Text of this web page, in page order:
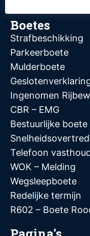
Boetes
Strafbeschikking
Parkeerboete
Mulderboete
Ingenomen
CBR – EMG
Bestuurlijke boete
Telefoon
WOK – Melding
Wegsleepboete
Redelijke termijn
R602 – Boete